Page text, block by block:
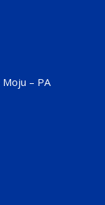
– PA